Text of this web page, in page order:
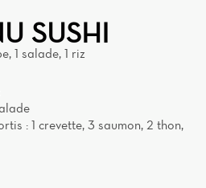
SUSHI
1 salade, 1 riz
: 1 crevette, 3 saumon, 2 thon,